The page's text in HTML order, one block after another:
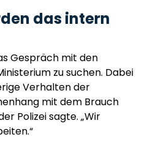
das intern
Gespräch mit den
zu suchen. Dabei
Verhalten der
mit dem Brauch
Polizei sagte. „Wir